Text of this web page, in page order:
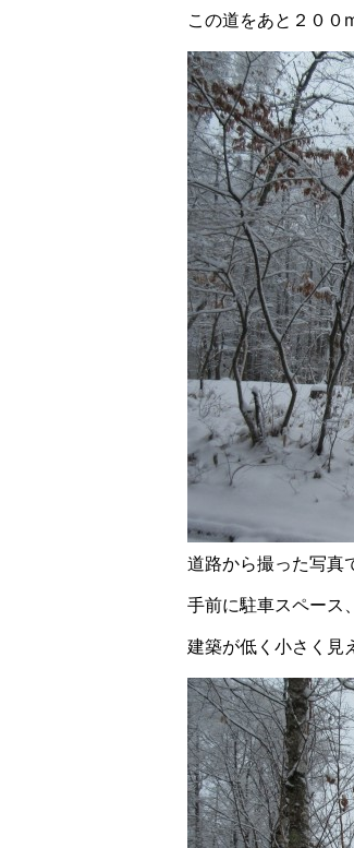
この道をあと２００
道路から撮った写真
手前に駐車スペース
建築が低く小さく見